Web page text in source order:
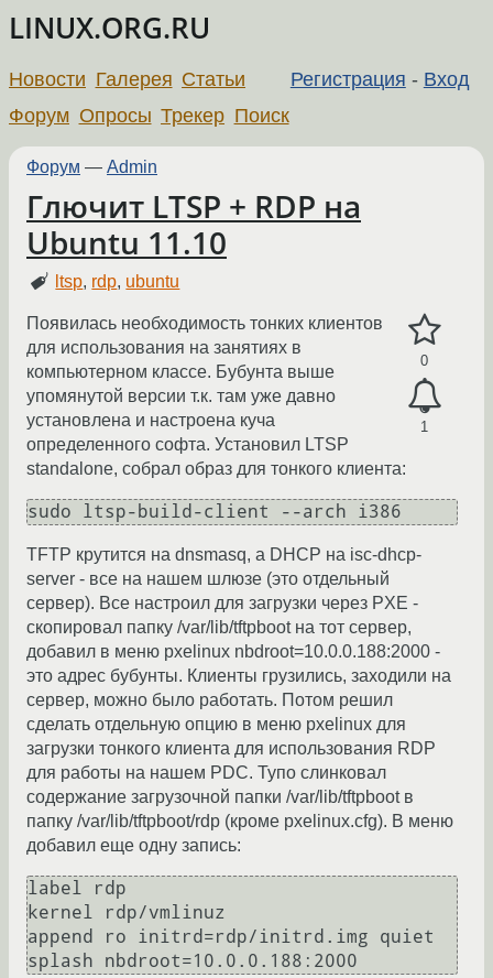
LINUX.ORG.RU
Регистрация - Вход
Новости Галерея Статьи
Форум Опросы Трекер Поиск
Форум — Admin
Глючит LTSP + RDP на
Ubuntu 11.10
ltsp, rdp, ubuntu
0
1
Появилась необходимость тонких клиентов
для использования на занятиях в
компьютерном классе. Бубунта выше
упомянутой версии т.к. там уже давно
установлена и настроена куча
определенного софта. Установил LTSP
standalone, собрал образ для тонкого клиента:
sudo ltsp-build-client --arch i386
TFTP крутится на dnsmasq, а DHCP на isc-dhcp-
server - все на нашем шлюзе (это отдельный
сервер). Все настроил для загрузки через PXE -
скопировал папку /var/lib/tftpboot на тот сервер,
добавил в меню pxelinux nbdroot=10.0.0.188:2000 -
это адрес бубунты. Клиенты грузились, заходили на
сервер, можно было работать. Потом решил
сделать отдельную опцию в меню pxelinux для
загрузки тонкого клиента для использования RDP
для работы на нашем PDC. Тупо слинковал
содержание загрузочной папки /var/lib/tftpboot в
папку /var/lib/tftpboot/rdp (кроме pxelinux.cfg). В меню
добавил еще одну запись:
label rdp
kernel rdp/vmlinuz
append ro initrd=rdp/initrd.img quiet
splash nbdroot=10.0.0.188:2000